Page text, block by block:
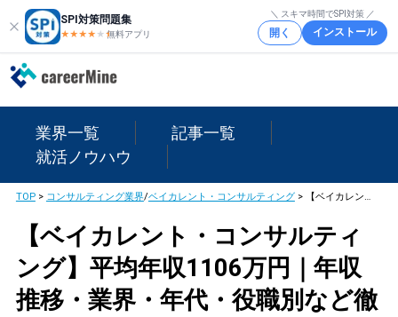
SPI対策問題集
★★★★ ★★
無料アプリ
＼ スキマ時間でSPI対策 ／
開く インストール
業界一覧
記事一覧
就活ノウハウ
TOP> コンサルティング業界/ベイカレント・コンサルティング> 【ベイカレント・コンサルティング】平均年収1106万円｜年収推移・業界・年代・役職別など徹底解説！
【ベイカレント・コンサルティ
ング】平均年収1106万円｜年収
推移・業界・年代・役職別など徹